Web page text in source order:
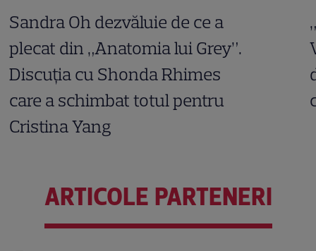
Sandra Oh dezvăluie de ce a
plecat din „Anatomia lui Grey”.
Discuția cu Shonda Rhimes
care a schimbat totul pentru
Cristina Yang
ARTICOLE PARTENERI